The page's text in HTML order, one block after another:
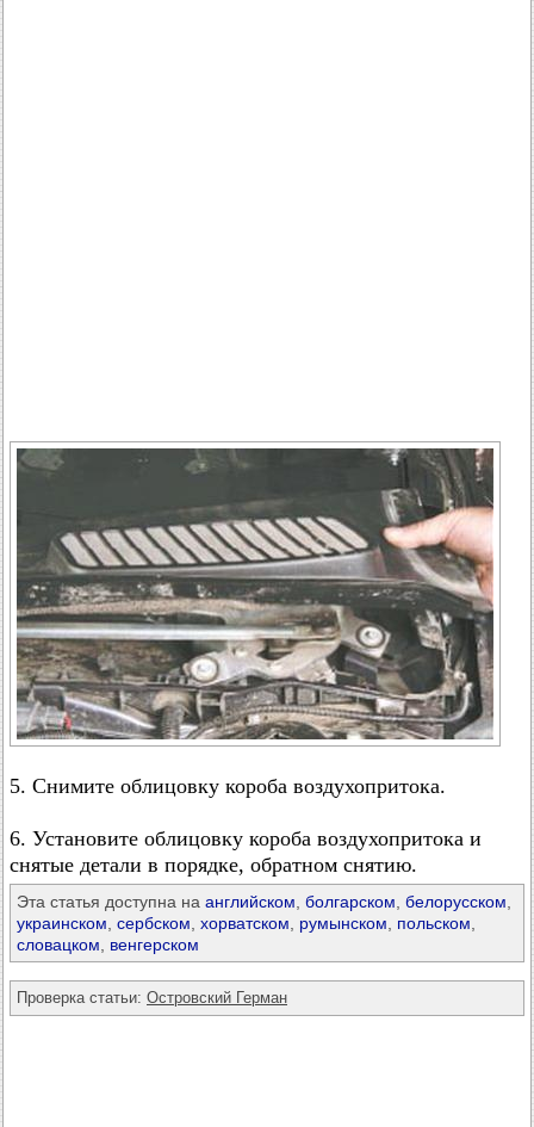
5. Снимите облицовку короба воздухопритока.
6. Установите облицовку короба воздухопритока и
снятые детали в порядке, обратном снятию.
Эта статья доступна на английском болгарском белорусском
украинском сербском хорватском румынском польском
словацком
венгерском
Проверка статьи: Островский Герман